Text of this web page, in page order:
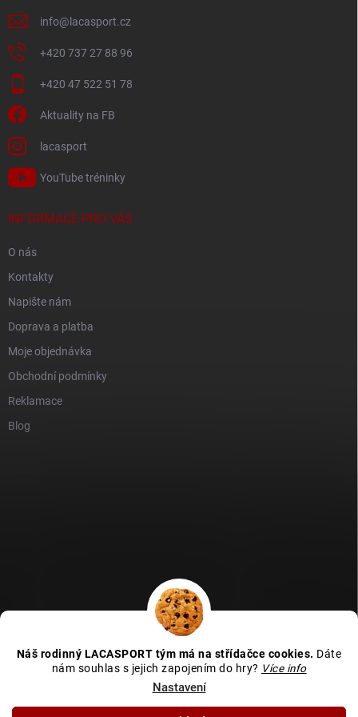
Náš rodinný LACASPORT tým má na střídačce cookies. Dáte
nám souhlas s jejich zapojením do hry? Více info
Nastavení
info@ lacasport.cz
+420 737 27 88 96
+420 47 522 51 78
Aktuality na FB
lacasport
YouTube tréninky
INFORMACE PRO VÁS
O nás
Kontakty
Napište nám
Doprava a platba
Moje objednávka
Obchodní podmínky
Reklamace
Blog
Zboží recenze
Kamenná prodejna - MAPA